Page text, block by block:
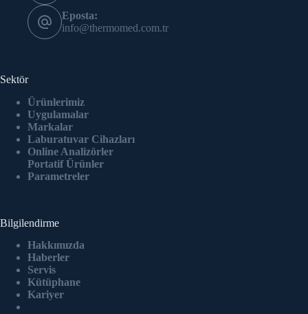
Eposta:
info@thermomed.com.tr
Sektör
Ürünlerimiz
Uygulamalar
Markalar
Laburatuvar Cihazları
Online Analizörler
Portatif Ürünler
Parametreler
Bilgilendirme
Hakkımızda
Haberler
Servis
Kütüphane
Kariyer